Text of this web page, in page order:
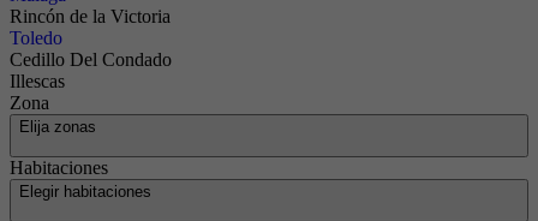
Rincón de la Victoria
Toledo
Cedillo Del Condado
Illescas
Zona
Elija zonas
Habitaciones
Elegir habitaciones